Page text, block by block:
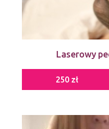
Laserowy
250 zł